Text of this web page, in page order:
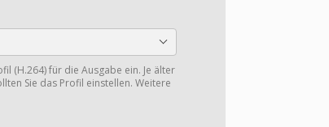
(H.264) für die Ausgabe ein. Je älter
Sie das Profil einstellen. Weitere